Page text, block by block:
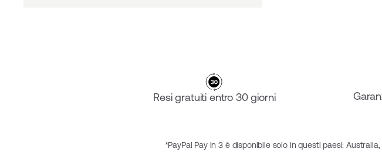
Resi gratuiti entro 30 giorni
*PayPal Pay in 3 è disponibile solo in questi paesi: